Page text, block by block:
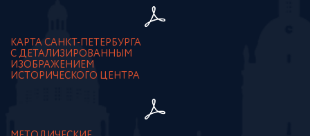
КАРТА САНКТ-ПЕТЕРБУРГА
С ДЕТАЛИЗИРОВАННЫМ
ИЗОБРАЖЕНИЕМ
ИСТОРИЧЕСКОГО ЦЕНТРА